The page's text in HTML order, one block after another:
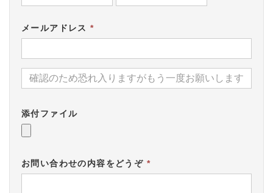
メールアドレス*
添付ファイル
お問い合わせの内容をどうぞ *